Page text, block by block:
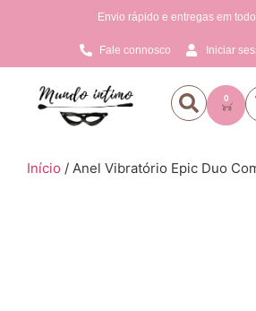
Envio rápido e entregas em
Fale connosco Iniciar
0
Início / Anel Vibratório Epic Duo